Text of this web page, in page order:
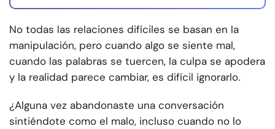
No todas las relaciones difíciles se basan en la
manipulación, pero cuando algo se siente mal,
cuando las palabras se tuercen, la culpa se apodera
y la realidad parece cambiar, es difícil ignorarlo.
¿Alguna vez abandonaste una conversación
sintiéndote como el malo, incluso cuando no lo